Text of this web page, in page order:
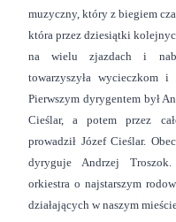
muzyczny, który z biegiem
która przez dziesiątki
na wielu zjazdach i
towarzyszyła wycieczkom i
Pierwszym dyrygentem był
Cieślar, a potem przez
prowadził Józef Cieślar.
dyryguje Andrzej
orkiestra o najstarszym
działających w naszym